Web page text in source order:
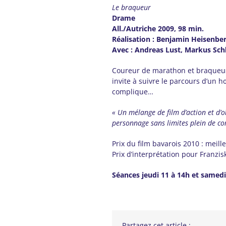
Le braqueur
Drame
All./Autriche 2009, 98 min.
Réalisation : Benjamin
Avec : Andreas Lust, Markus
Coureur de marathon et
invite à suivre le parcours d’un
complique…
« Un mélange de film d’action et
personnage sans limites plein de
Prix du film bavarois 2010 :
Prix d’interprétation pour
Séances jeudi 11 à 14h et